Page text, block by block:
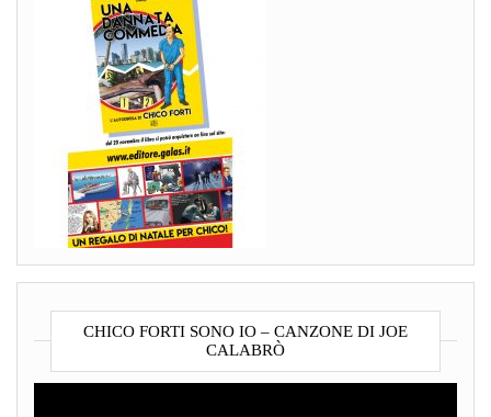
CHICO FORTI SONO IO – CANZONE DI JOE
CALABRÒ